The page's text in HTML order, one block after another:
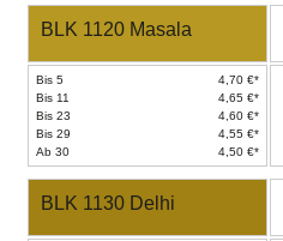
BLK 1120 Masala
Bis 5
4,70 €*
Bis 11
4,65 €*
Bis 23
4,60 €*
Bis 29
4,55 €*
Ab 30
4,50 €*
BLK 1130 Delhi